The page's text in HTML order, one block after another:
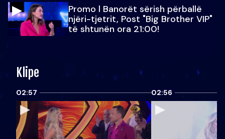
Promo l Banorët sërish përballë
njëri-tjetrit, Post "Big Brother VIP"
të shtunën ora 21:00!
Klipe
02:57 02:56